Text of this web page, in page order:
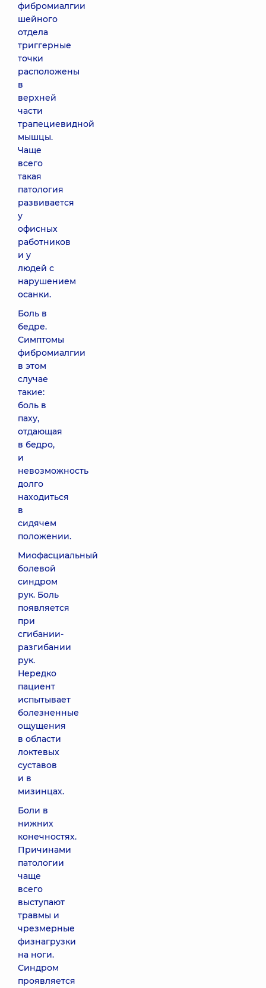
фибромиалгии
шейного
отдела
триггерные
точки
расположены
в
верхней
части
трапециевидной
мышцы.
Чаще
всего
такая
патология
развивается
у
офисных
работников
и у
людей с
нарушением
осанки.
Боль в
бедре.
Симптомы
фибромиалгии
в этом
случае
такие:
боль в
паху,
отдающая
в бедро,
и
невозможность
долго
находиться
в
сидячем
положении.
Миофасциальный
болевой
синдром
рук. Боль
появляется
при
сгибании-
разгибании
рук.
Нередко
пациент
испытывает
болезненные
ощущения
в области
локтевых
суставов
и в
мизинцах.
Боли в
нижних
конечностях.
Причинами
патологии
чаще
всего
выступают
травмы и
чрезмерные
физнагрузки
на ноги.
Синдром
проявляется